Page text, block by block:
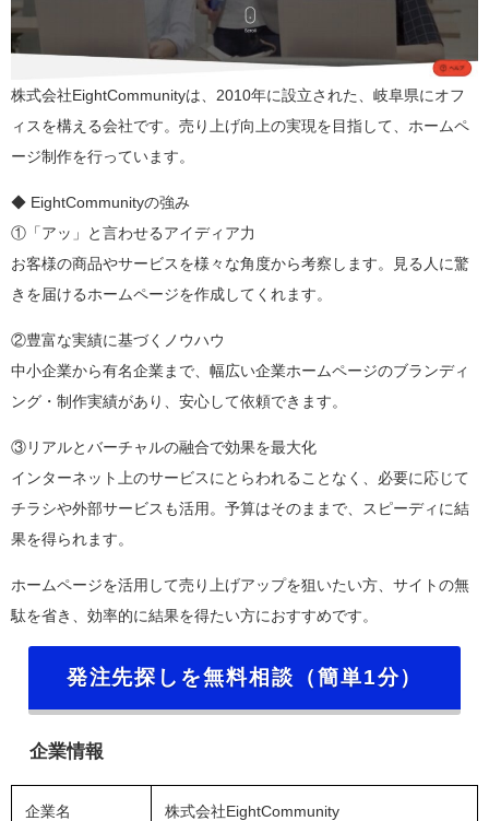
株式会社EightCommunityは、2010年に設立された、岐阜県にオフ
ィスを構える会社です。売り上げ向上の実現を目指して、ホームペ
ージ制作を行っています。
◆ EightCommunityの強み
①「アッ」と言わせるアイディア力
お客様の商品やサービスを様々な角度から考察します。見る人に驚
きを届けるホームページを作成してくれます。
②豊富な実績に基づくノウハウ
中小企業から有名企業まで、幅広い企業ホームページのブランディ
ング・制作実績があり、安心して依頼できます。
③リアルとバーチャルの融合で効果を最大化
インターネット上のサービスにとらわれることなく、必要に応じて
チラシや外部サービスも活用。予算はそのままで、スピーディに結
果を得られます。
ホームページを活用して売り上げアップを狙いたい方、サイトの無
駄を省き、効率的に結果を得たい方におすすめです。
発注先探しを無料相談（簡単1分）
企業情報
企業名 株式会社EightCommunity